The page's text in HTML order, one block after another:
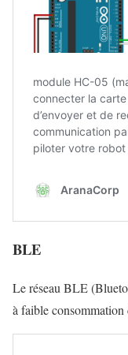
BLE
Le réseau BLE
à faible consommation